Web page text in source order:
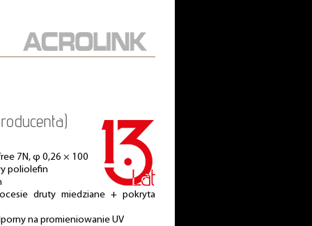
7N, φ 0,26 × 100
poliolefin
druty miedziane + pokryta
na promieniowanie UV